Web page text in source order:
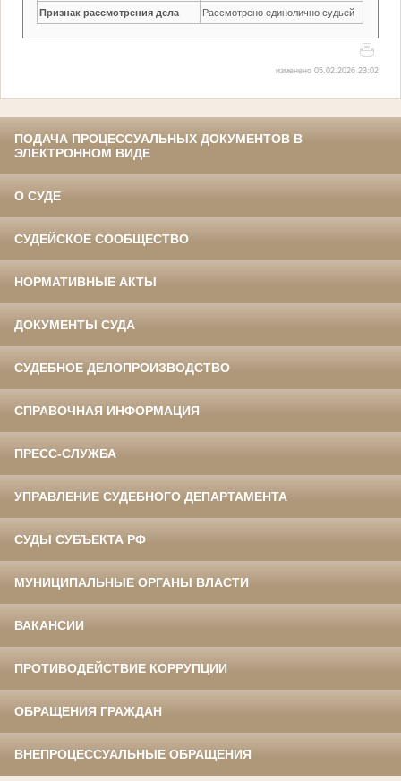
Признак рассмотрения дела Рассмотрено единолично судьей
изменено 05.02.2026 23:02
ПОДАЧА ПРОЦЕССУАЛЬНЫХ ДОКУМЕНТОВ В
ЭЛЕКТРОННОМ ВИДЕ
О СУДЕ
СУДЕЙСКОЕ СООБЩЕСТВО
НОРМАТИВНЫЕ АКТЫ
ДОКУМЕНТЫ СУДА
СУДЕБНОЕ ДЕЛОПРОИЗВОДСТВО
СПРАВОЧНАЯ ИНФОРМАЦИЯ
ПРЕСС-СЛУЖБА
УПРАВЛЕНИЕ СУДЕБНОГО ДЕПАРТАМЕНТА
СУДЫ СУБЪЕКТА РФ
МУНИЦИПАЛЬНЫЕ ОРГАНЫ ВЛАСТИ
ВАКАНСИИ
ПРОТИВОДЕЙСТВИЕ КОРРУПЦИИ
ОБРАЩЕНИЯ ГРАЖДАН
ВНЕПРОЦЕССУАЛЬНЫЕ ОБРАЩЕНИЯ